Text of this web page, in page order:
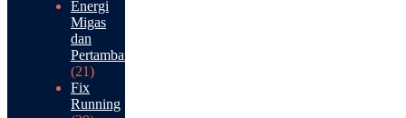
Energi
Migas
dan
Pertambangan
(21)
Fix
Running